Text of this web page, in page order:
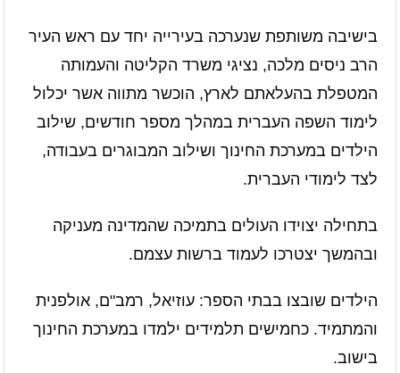
בישיבה משותפת שנערכה בעירייה יחד עם ראש העיר
הרב ניסים מלכה, נציגי משרד הקליטה והעמותה
המטפלת בהעלאתם לארץ, הוכשר מתווה אשר יכלול
לימוד השפה העברית במהלך מספר חודשים, שילוב
הילדים במערכת החינוך ושילוב המבוגרים בעבודה,
לצד לימודי העברית.
בתחילה יצוידו העולים בתמיכה שהמדינה מעניקה
ובהמשך יצטרכו לעמוד ברשות עצמם.
הילדים שובצו בבתי הספר: עוזיאל, רמב"ם, אולפנית
והמתמיד. כחמישים תלמידים ילמדו במערכת החינוך
בישוב.